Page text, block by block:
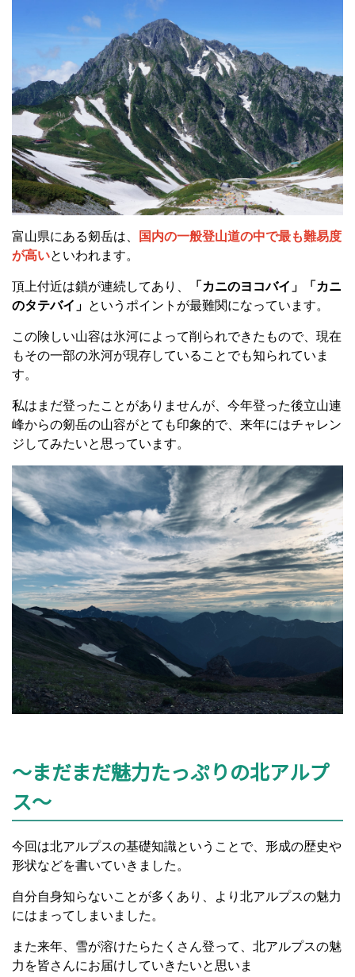
富山県にある剱岳は、
国内の一般登山道の中で最も難易度
が高いといわれます。
頂上付近は鎖が連続してあり、
「カニのヨコバイ」「カニ
のタテバイ」 というポイントが最難関になっています。
この険しい山容は氷河によって削られできたもので、現在
もその一部の氷河が現存していることでも知られていま
す。
私はまだ登ったことがありませんが、今年登った後立山連
峰からの剱岳の山容がとても印象的で、来年にはチャレン
ジしてみたいと思っています。
～まだまだ魅力たっぷりの北アルプ
ス～
今回は北アルプスの基礎知識ということで、形成の歴史や
形状などを書いていきました。
自分自身知らないことが多くあり、より北アルプスの魅力
にはまってしまいました。
また来年、雪が溶けたらたくさん登って、北アルプスの魅
力を皆さんにお届けしていきたいと思いま